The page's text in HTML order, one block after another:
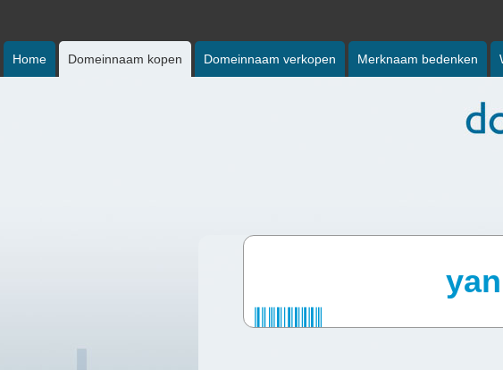
Home Domeinnaam kopen Domeinnaam verkopen Merknaam bedenken